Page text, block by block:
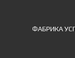
ФАБРИКА